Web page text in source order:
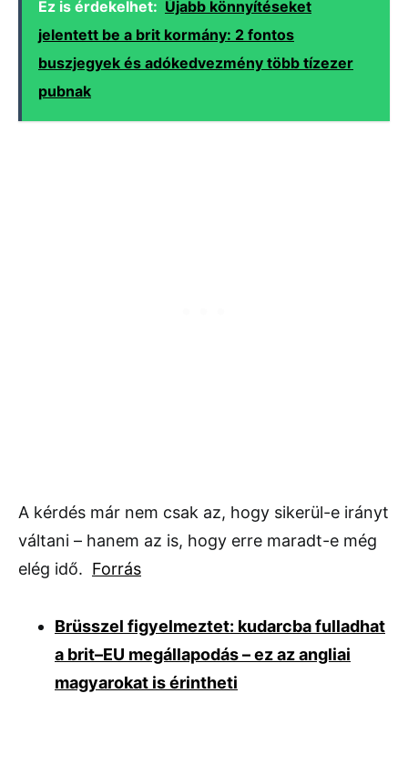
Ez is érdekelhet: Újabb könnyítéseket
jelentett be a brit kormány: 2 fontos
buszjegyek és adókedvezmény több tízezer
pubnak
A kérdés már nem csak az, hogy sikerül-e irányt
váltani – hanem az is, hogy erre maradt-e még
elég idő. Forrás
Brüsszel figyelmeztet: kudarcba fulladhat
a brit–EU megállapodás – ez az angliai
magyarokat is érintheti